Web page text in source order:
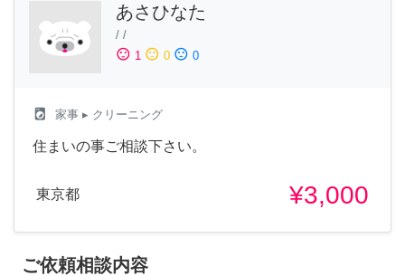
あさひなた
/ /
sentiment_satisfied 1 sentiment_neutral 0 sentiment_dissatisfied 0
local_laundry_service 家事 ▸ クリーニング
住まいの事ご相談下さい。
東京都 ¥3,000
ご依頼相談内容